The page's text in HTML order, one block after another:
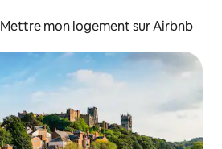
Mettre mon logement sur Airbnb